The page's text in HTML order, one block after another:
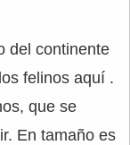
del continente
felinos aquí .
que se
En tamaño es